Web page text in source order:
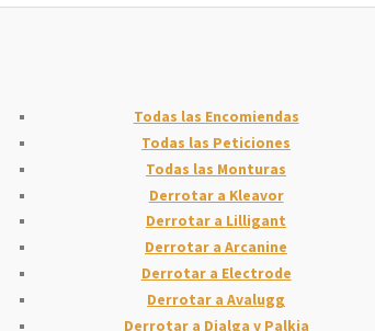
Todas las Encomiendas
Todas las Peticiones
Todas las Monturas
Derrotar a Kleavor
Derrotar a Lilligant
Derrotar a Arcanine
Derrotar a Electrode
Derrotar a Avalugg
Derrotar a Dialga y Palkia